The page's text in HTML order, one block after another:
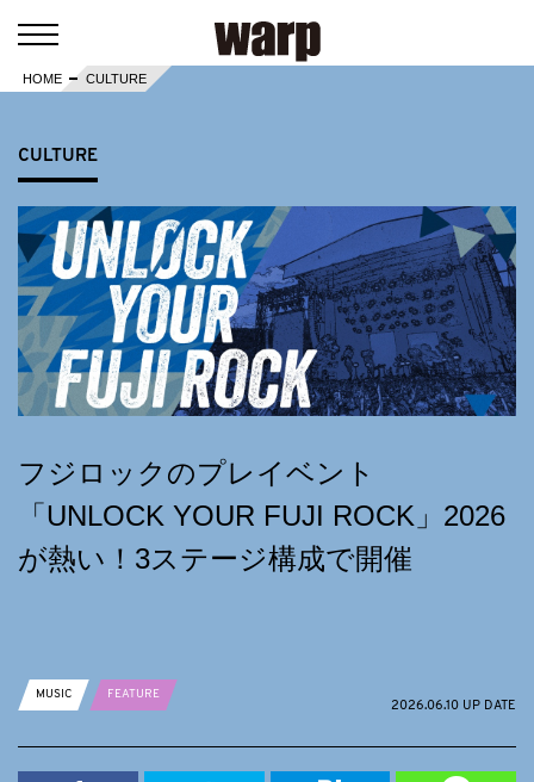
HOME CULTURE
CULTURE
フジロックのプレイベント
「UNLOCK YOUR FUJI ROCK」2026
が熱い！3ステージ構成で開催
MUSIC
FEATURE
2026.06.10 UP DATE